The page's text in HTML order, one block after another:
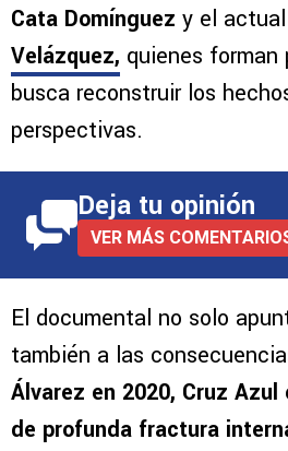
Cata Domínguez y el
Velázquez, quienes
busca reconstruir los
perspectivas.
Deja tu opinión
VER MÁS
El documental no solo
también a las
Álvarez en 2020, Cruz
de profunda fractura